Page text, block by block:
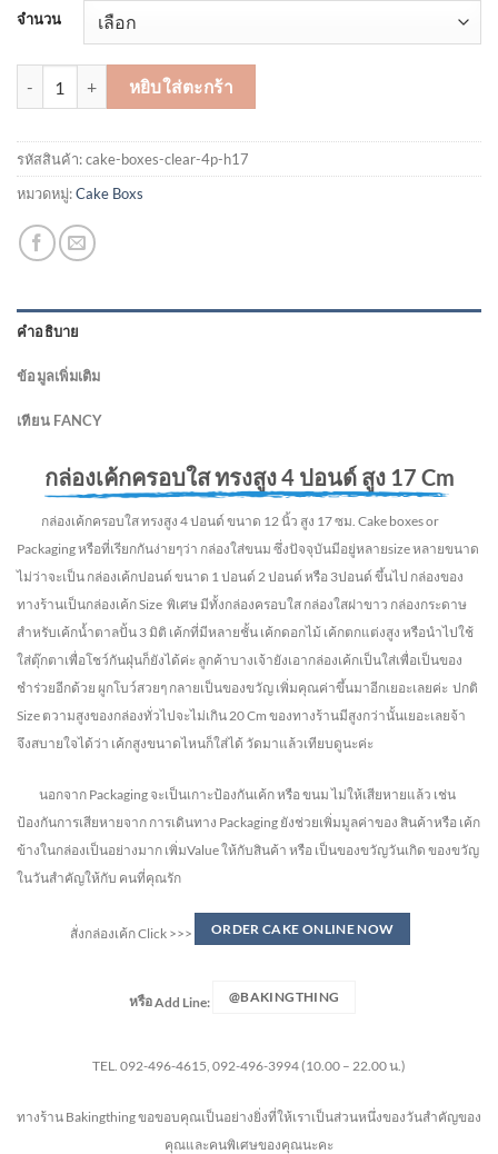
จำนวน
จำนวน กล่องเค้กครอบใส ทรงสูง 4 ปอนด์ สูง 17 Cm ชิ้น
หยิบใส่ตะกร้า
รหัสสินค้า:cake-boxes-clear-4p-h17
หมวดหมู่:Cake Boxs
คำอธิบาย
ข้อมูลเพิ่มเติม
เทียน FANCY
กล่องเค้กครอบใส ทรงสูง 4 ปอนด์ สูง 17 Cm
กล่องเค้กครอบใส ทรงสูง 4 ปอนด์ ขนาด 12 นิ้ว สูง 17 ซม. Cake boxes or
Packaging หรือที่เรียกกันง่ายๆว่า กล่องใส่ขนม ซึ่งปัจจุบันมีอยู่หลายsize หลายขนาด
ไม่ว่าจะเป็น กล่องเค้กปอนด์ ขนาด 1 ปอนด์ 2 ปอนด์ หรือ 3ปอนด์ ขึ้นไป กล่องของ
ทางร้านเป็นกล่องเค้ก Size พิเศษ มีทั้งกล่องครอบใส กล่องใสฝาขาว กล่องกระดาษ
สำหรับเค้กน้ำตาลปั้น 3 มิติ เค้กที่มีหลายชั้น เค้กดอกไม้ เค้กตกแต่งสูง หรือนำไปใช้
ใส่ตุ๊กตาเพื่อโชว์กันฝุ่นก็ยังได้ค่ะ ลูกค้าบางเจ้ายังเอากล่องเค้กเป็นใส่เพื่อเป็นของ
ชำร่วยอีกด้วย ผูกโบว์สวยๆ กลายเป็นของขวัญ เพิ่มคุณค่าขึ้นมาอีกเยอะเลยค่ะ ปกติ
Size ตวามสูงของกล่องทั่วไปจะไม่เกิน 20 Cm ของทางร้านมีสูงกว่านั้นเยอะเลยจ้า
จึงสบายใจได้ว่า เค้กสูงขนาดไหนก็ใส่ได้ วัดมาแล้วเทียบดูนะค่ะ
นอกจาก Packaging จะเป็นเกาะป้องกันเค้ก หรือ ขนม ไม่ให้เสียหายแล้ว เช่น
ป้องกันการเสียหายจาก การเดินทาง Packaging ยังช่วยเพิ่มมูลค่าของ สินค้าหรือ เค้ก
ข้างในกล่องเป็นอย่างมาก เพิ่มValue ให้กับสินค้า หรือ เป็นของขวัญวันเกิด ของขวัญ
ในวันสำคัญให้กับ คนที่คุณรัก
สั่งกล่องเค้ก Click >>> ORDER CAKE ONLINE NOW
หรือAdd Line: @BAKINGTHING
TEL. 092-496-4615, 092-496-3994 (10.00 – 22.00 น.)
ทางร้าน Bakingthing ขอขอบคุณเป็นอย่างยิ่งที่ให้เราเป็นส่วนหนึ่งของวันสำคัญของ
คุณและคนพิเศษของคุณนะคะ